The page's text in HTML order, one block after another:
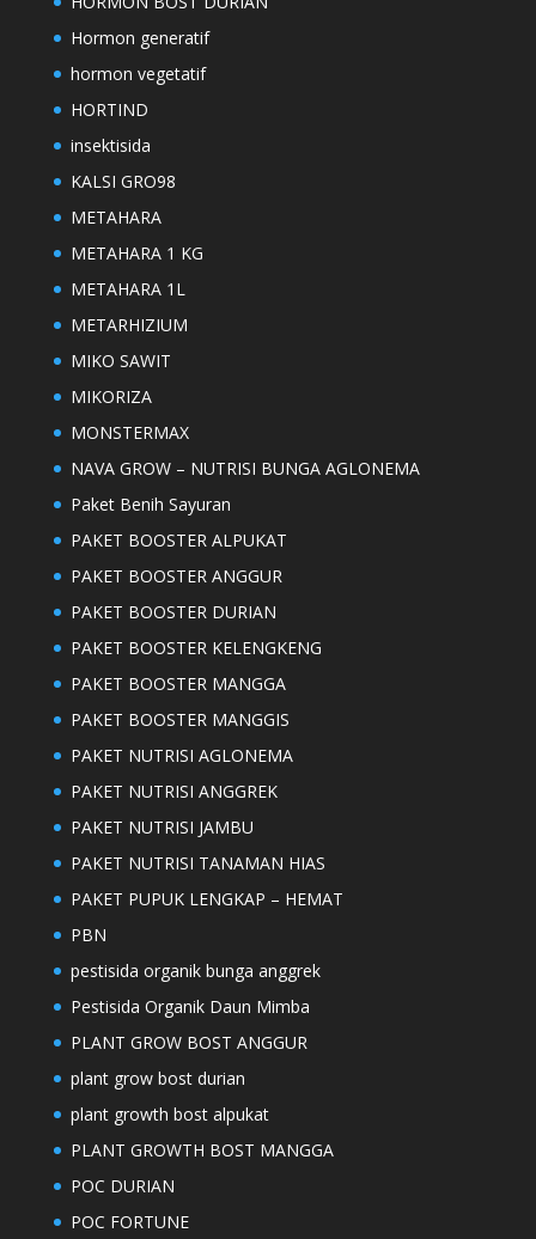
Hormon generatif
hormon vegetatif
HORTIND
insektisida
KALSI GRO98
METAHARA
METAHARA 1 KG
METAHARA 1L
METARHIZIUM
MIKO SAWIT
MIKORIZA
MONSTERMAX
NAVA GROW – NUTRISI BUNGA AGLONEMA
Paket Benih Sayuran
PAKET BOOSTER ALPUKAT
PAKET BOOSTER ANGGUR
PAKET BOOSTER DURIAN
PAKET BOOSTER KELENGKENG
PAKET BOOSTER MANGGA
PAKET BOOSTER MANGGIS
PAKET NUTRISI AGLONEMA
PAKET NUTRISI ANGGREK
PAKET NUTRISI JAMBU
PAKET NUTRISI TANAMAN HIAS
PAKET PUPUK LENGKAP – HEMAT
PBN
pestisida organik bunga anggrek
Pestisida Organik Daun Mimba
PLANT GROW BOST ANGGUR
plant grow bost durian
plant growth bost alpukat
PLANT GROWTH BOST MANGGA
POC DURIAN
POC FORTUNE